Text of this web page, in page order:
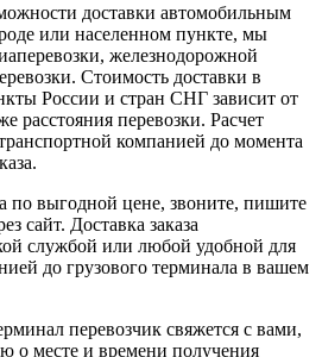
доставки автомобильным
или населенном пункте, мы
железнодорожной
Стоимость доставки в
России и стран СНГ зависит от
расстояния перевозки. Расчет
компанией до момента
по выгодной цене, звоните, пишите
сайт. Доставка заказа
службой или любой удобной для
до грузового терминала в вашем
перевозчик свяжется с вами,
о месте и времени получения